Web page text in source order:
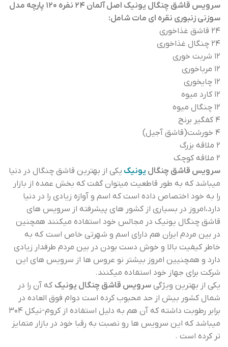
سرویس قاشق چنگال یونیک اصل آلمان ۲۴ نفره ۱۲۰ پارچه مدل
سوزنی زنبوری نقره ای مات شامل:
۲۴ قاشق غذاخوری
۲۴ چنگال غذاخوری
۱۲ شربت خوری
۱۲ مرباخوری
۱۲ چایخوری
۱۲ کارد میوه
۱۲ چنگال میوه
۴ کفگیر برنج
۴ خورشت(قاشق آجیل)
۲ ملاقه بزرگ
۲ ملاقه کوچک
سرویس قاشق چنگال یونیک یکی از بهترین قاشق چنگال در دنیا
میباشد که به طور قاطعیت میتوان گفت که بخش عمده از بازار
را به خود اختصاص داده است که اسم و آوازه زیادی را در دنیا
دارد،امروز در بسیاری از کشور های پیشرفته از سرویس های
قاشق چنگال یونیک در مجالس خود استفاده میکنند همچنین
در بین مردم ایران هم دارای اسم و شهرتی خاص است که به
خاطر کیفیت بالا و خوش دست بودن در بین مردم طرفدار زیادی
دارد و همچنیین امروز بیشتر نو عروس ها از سرویس های این
شرکت برای جهاز خود استفاده میکنند.
یکی از بهترین ویژگیسرویس قاشق چنگال یونیک که آن را در
شمال کشور بیش از حد محبوب کرده است دوام فوق العاده در
برابر رطوبت داشته که آن هم به دلیل استفاده از کروم-نیکل ۳۰۴
میباشد که این سرویس ها رو نصبت به رقبا خود در بازار متمایز
تر کرده است .